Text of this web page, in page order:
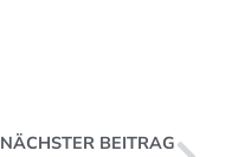
NÄCHSTER BEITRAG